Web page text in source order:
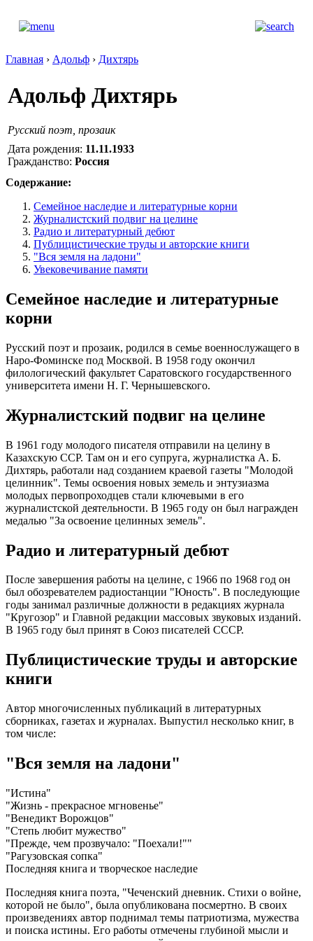
Главная › Адольф › Дихтярь
Адольф Дихтярь
Русский поэт, прозаик
Дата рождения: 11.11.1933
Гражданство: Россия
Содержание:
Семейное наследие и литературные корни
Журналистский подвиг на целине
Радио и литературный дебют
Публицистические труды и авторские книги
"Вся земля на ладони"
Увековечивание памяти
Семейное наследие и литературные
корни
Русский поэт и прозаик, родился в семье военнослужащего в
Наро-Фоминске под Москвой. В 1958 году окончил
филологический факультет Саратовского государственного
университета имени Н. Г. Чернышевского.
Журналистский подвиг на целине
В 1961 году молодого писателя отправили на целину в
Казахскую ССР. Там он и его супруга, журналистка А. Б.
Дихтярь, работали над созданием краевой газеты "Молодой
целинник". Темы освоения новых земель и энтузиазма
молодых первопроходцев стали ключевыми в его
журналистской деятельности. В 1965 году он был награжден
медалью "За освоение целинных земель".
Радио и литературный дебют
После завершения работы на целине, с 1966 по 1968 год он
был обозревателем радиостанции "Юность". В последующие
годы занимал различные должности в редакциях журнала
"Кругозор" и Главной редакции массовых звуковых изданий.
В 1965 году был принят в Союз писателей СССР.
Публицистические труды и авторские
книги
Автор многочисленных публикаций в литературных
сборниках, газетах и журналах. Выпустил несколько книг, в
том числе:
"Вся земля на ладони"
"Истина"
"Жизнь - прекрасное мгновенье"
"Венедикт Ворожцов"
"Степь любит мужество"
"Прежде, чем прозвучало: "Поехали!""
"Рагузовская сопка"
Последняя книга и творческое наследие
Последняя книга поэта, "Чеченский дневник. Стихи о войне,
которой не было", была опубликована посмертно. В своих
произведениях автор поднимал темы патриотизма, мужества
и поиска истины. Его работы отмечены глубиной мысли и